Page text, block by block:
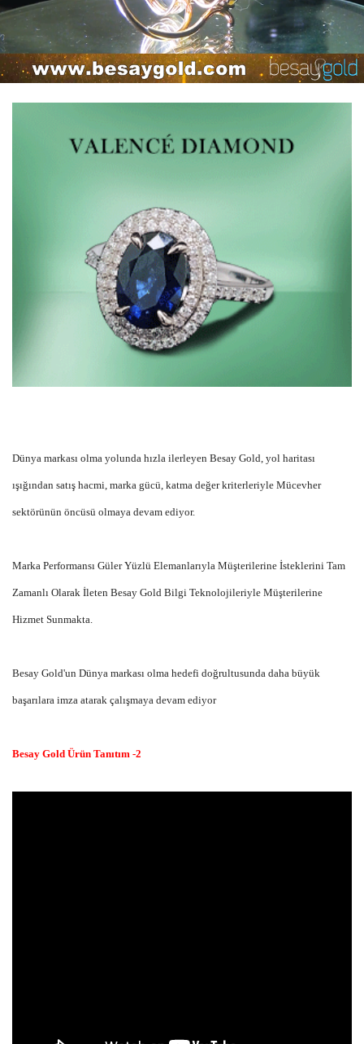
Dünya markası olma yolunda hızla ilerleyen Besay Gold, yol haritası
ışığından satış hacmi, marka gücü, katma değer kriterleriyle Mücevher
sektörünün öncüsü olmaya devam ediyor.
Marka Performansı Güler Yüzlü Elemanlarıyla Müşterilerine İsteklerini Tam
Zamanlı Olarak İleten Besay Gold Bilgi Teknolojileriyle Müşterilerine
Hizmet Sunmakta.
Besay Gold'un Dünya markası olma hedefi doğrultusunda daha büyük
başarılara imza atarak çalışmaya devam ediyor
Besay Gold Ürün Tanıtım -2